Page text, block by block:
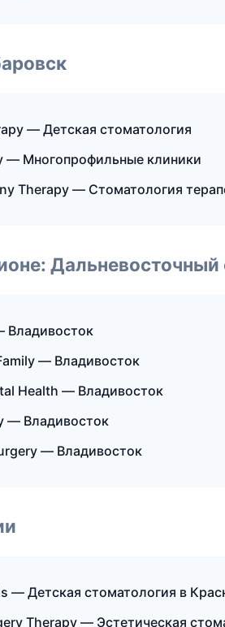
— Детская стоматология
— Многопрофильные клиники
Therapy — Стоматология
Владивосток
— Владивосток
Health — Владивосток
— Владивосток
— Владивосток
— Детская стоматология в
Therapy — Эстетическая